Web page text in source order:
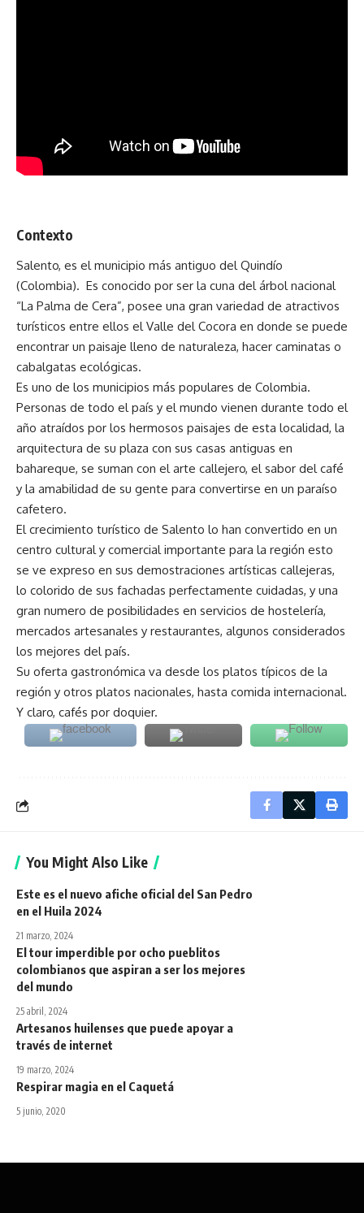
Contexto
Salento, es el municipio más antiguo del Quindío
(Colombia). Es conocido por ser la cuna del árbol nacional
“La Palma de Cera”, posee una gran variedad de atractivos
turísticos entre ellos el Valle del Cocora en donde se puede
encontrar un paisaje lleno de naturaleza, hacer caminatas o
cabalgatas ecológicas.
Es uno de los municipios más populares de Colombia.
Personas de todo el país y el mundo vienen durante todo el
año atraídos por los hermosos paisajes de esta localidad, la
arquitectura de su plaza con sus casas antiguas en
bahareque, se suman con el arte callejero, el sabor del café
y la amabilidad de su gente para convertirse en un paraíso
cafetero.
El crecimiento turístico de Salento lo han convertido en un
centro cultural y comercial importante para la región esto
se ve expreso en sus demostraciones artísticas callejeras,
lo colorido de sus fachadas perfectamente cuidadas, y una
gran numero de posibilidades en servicios de hostelería,
mercados artesanales y restaurantes, algunos considerados
los mejores del país.
Su oferta gastronómica va desde los platos típicos de la
región y otros platos nacionales, hasta comida internacional.
Y claro, cafés por doquier.
You Might Also Like
Este es el nuevo afiche oficial del San Pedro
en el Huila 2024
21 marzo, 2024
El tour imperdible por ocho pueblitos
colombianos que aspiran a ser los mejores
del mundo
25 abril, 2024
Artesanos huilenses que puede apoyar a
través de internet
19 marzo, 2024
Respirar magia en el Caquetá
5 junio, 2020